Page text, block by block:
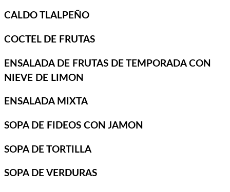
CALDO TLALPEÑO
COCTEL DE FRUTAS
ENSALADA DE FRUTAS DE TEMPORADA CON
NIEVE DE LIMON
ENSALADA MIXTA
SOPA DE FIDEOS CON JAMON
SOPA DE TORTILLA
SOPA DE VERDURAS